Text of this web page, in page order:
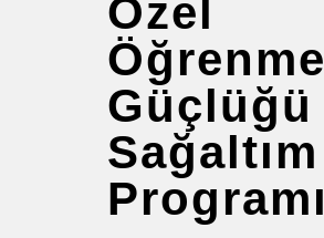
Özel
Öğrenme
Güçlüğü
Sağaltım
Programı